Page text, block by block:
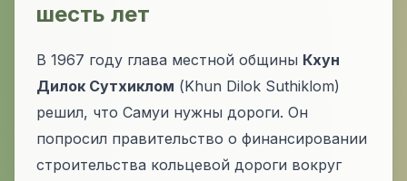
шесть лет
В 1967 году глава местной общины Кхун
Дилок Сутхиклом (Khun Dilok Suthiklom)
решил, что Самуи нужны дороги. Он
попросил правительство о финансировании
строительства кольцевой дороги вокруг